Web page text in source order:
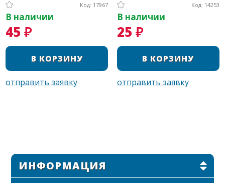
Код: 17967
В наличии
45 ₽
Код: 14253
В наличии
25 ₽
ИНФОРМАЦИЯ